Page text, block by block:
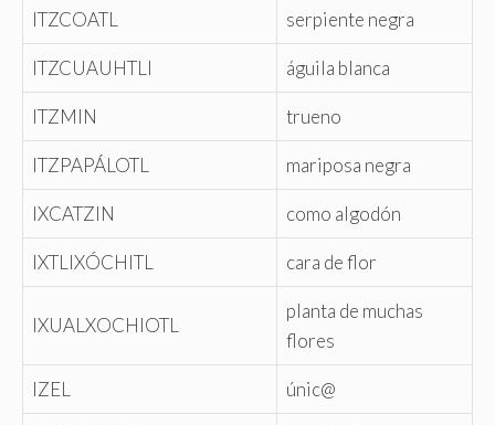
ITZCOATL serpiente negra
ITZCUAUHTLI águila blanca
ITZMIN trueno
ITZPAPÁLOTL mariposa negra
IXCATZIN como algodón
IXTLIXÓCHITL cara de flor
IXUALXOCHIOTL
planta de muchas
flores
IZEL únic@